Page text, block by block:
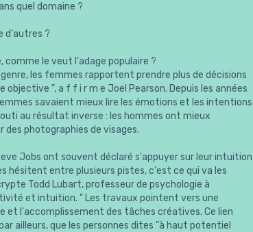
quel domaine ?
d'autres ?
le veut l'adage populaire ?
les femmes rapportent prendre plus de décisions
", a f f i r m e Joel Pearson. Depuis les années
savaient mieux lire les émotions et les intentions
au résultat inverse : les hommes ont mieux
des photographies de visages.
Jobs ont souvent déclaré s'appuyer sur leur intuition
hésitent entre plusieurs pistes, c'est ce qui va les
Todd Lubart, professeur de psychologie à
et intuition. " Les travaux pointent vers une
l'accomplissement des tâches créatives. Ce lien
ailleurs, que les personnes dites "à haut potentiel